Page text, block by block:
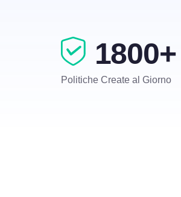
1800+
Politiche Create al Giorno